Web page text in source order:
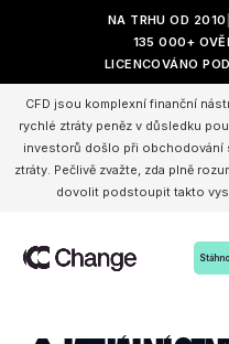
NA TRHU OD 2010
135 000+
LICENCOVÁNO
CFD jsou komplexní finanční
rychlé ztráty peněz v důsledku
investorů došlo při obchodování
ztráty. Pečlivě zvažte, zda plně
dovolit podstoupit takto